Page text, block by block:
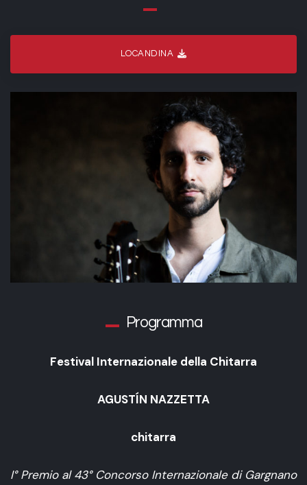
LOCANDINA
Programma
Festival Internazionale della Chitarra
AGUSTÍN NAZZETTA
chitarra
I° Premio al 43° Concorso Internazionale di Gargnano